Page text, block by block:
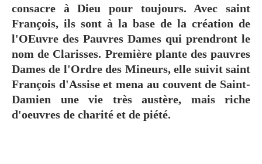
consacre à Dieu pour toujours. Avec saint
François, ils sont à la base de la création de
l'OEuvre des Pauvres Dames qui prendront le
nom de Clarisses. Première plante des pauvres
Dames de l'Ordre des Mineurs, elle suivit saint
François d'Assise et mena au couvent de Saint-
Damien une vie très austère, mais riche
d'oeuvres de charité et de piété.